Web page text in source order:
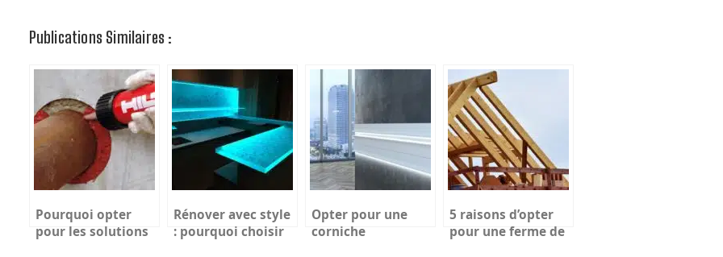
Publications Similaires :
Pourquoi opter
pour les solutions
Rénover avec style
: pourquoi choisir
Opter pour une
corniche
5 raisons d’opter
pour une ferme de